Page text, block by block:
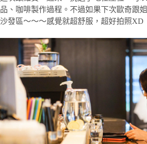
品、咖啡製作過程。不過如果下次歐奇跟
沙發區～～～感覺就超舒服，超好拍照XD